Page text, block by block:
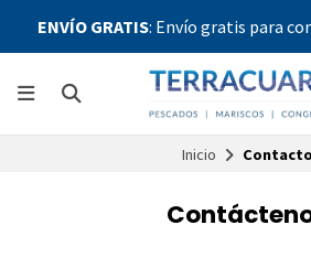
ENVÍO GRATIS: Envío gratis para
Inicio Contacto